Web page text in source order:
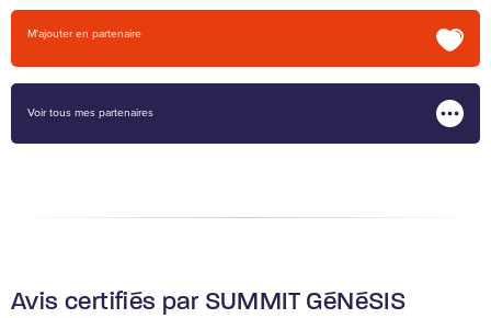
M'ajouter en partenaire
Voir tous mes partenaires
Avis certifiés par SUMMIT GéNéSIS